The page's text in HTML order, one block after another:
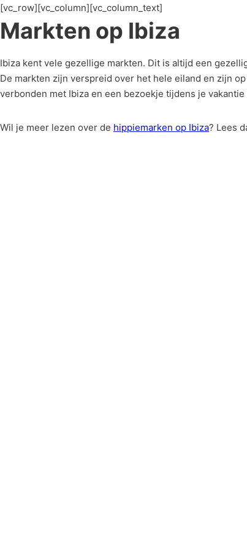
[vc_row][vc_column][vc_column_text]
Markten op Ibiza
Ibiza kent vele gezellige markten. Dit is altijd een
De markten zijn verspreid over het hele eiland en zijn
verbonden met Ibiza en een bezoekje tijdens je
Wil je meer lezen over de hippiemarken op Ibiza? Lees